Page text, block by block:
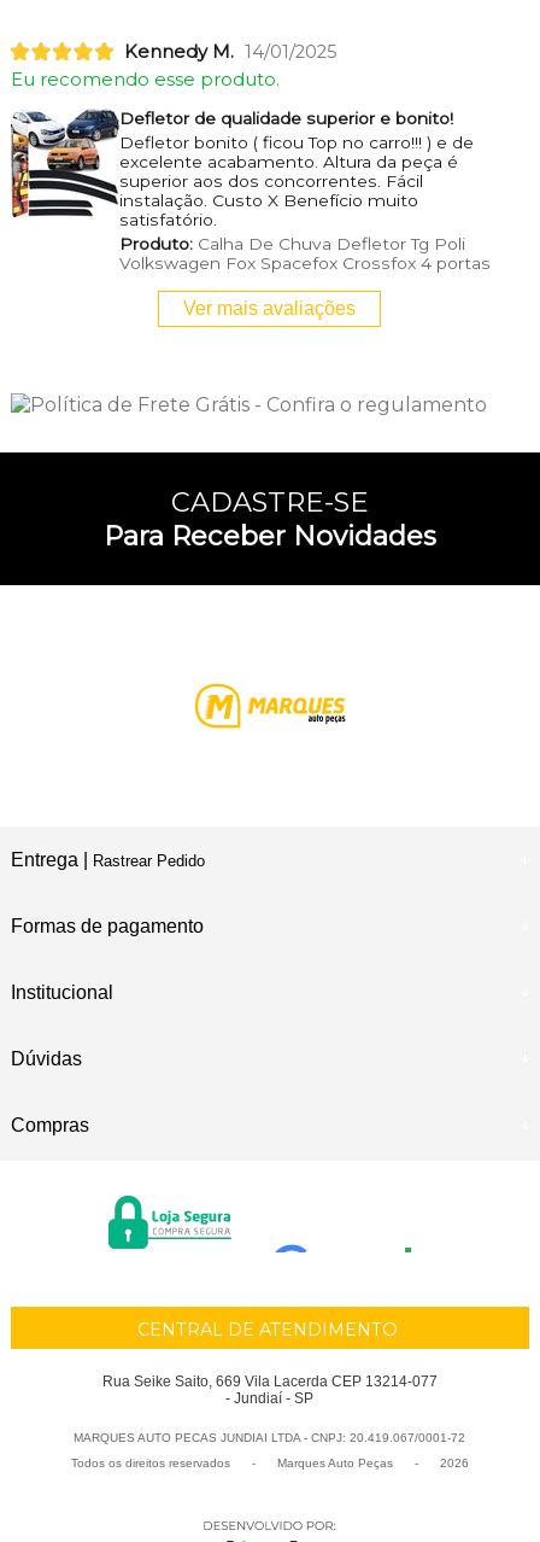
Kennedy M. 14/01/2025
Eu recomendo esse produto.
Defletor de qualidade superior e bonito!
Defletor bonito ( ficou Top no carro!!! ) e de
excelente acabamento. Altura da peça é
superior aos dos concorrentes. Fácil
instalação. Custo X Benefício muito
satisfatório.
Produto:Calha De Chuva Defletor Tg Poli
Volkswagen Fox Spacefox Crossfox 4 portas
Ver mais avaliações
CADASTRE-SE
Para Receber Novidades
Entrega | Rastrear Pedido
Formas de pagamento
Institucional
Dúvidas
Compras
CENTRAL DE ATENDIMENTO
Rua Seike Saito, 669 Vila Lacerda CEP 13214-077
- Jundiaí - SP
MARQUES AUTO PECAS JUNDIAI LTDA - CNPJ: 20.419.067/0001-72
Todos os direitos reservados
- Marques Auto Peças - 2026